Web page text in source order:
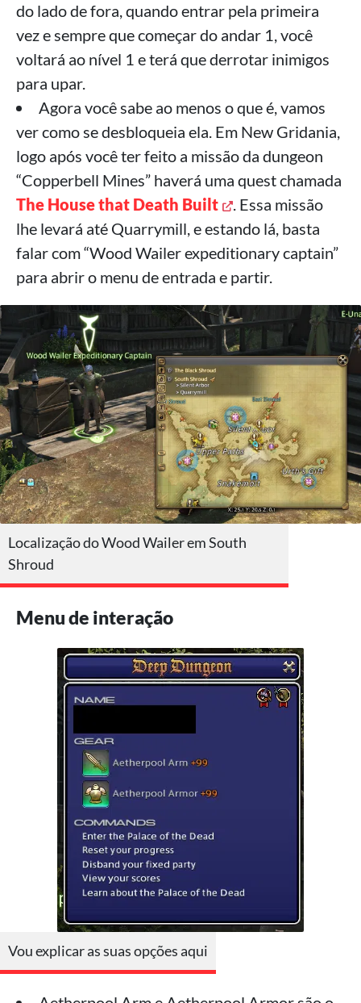
do lado de fora, quando entrar pela primeira
vez e sempre que começar do andar 1, você
voltará ao nível 1 e terá que derrotar inimigos
para upar.
Agora você sabe ao menos o que é, vamos
ver como se desbloqueia ela. Em New Gridania,
logo após você ter feito a missão da dungeon
“Copperbell Mines” haverá uma quest chamada
The House that Death Built
. Essa missão
lhe levará até Quarrymill, e estando lá, basta
falar com “Wood Wailer expeditionary captain”
para abrir o menu de entrada e partir.
Localização do Wood Wailer em South
Shroud
Menu de interação
Vou explicar as suas opções aqui